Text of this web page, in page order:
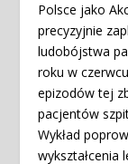
Polsce jako
precyzyjnie
ludobójstwa
roku w
epizodów tej
pacjentów
Wykład
wykształcenia